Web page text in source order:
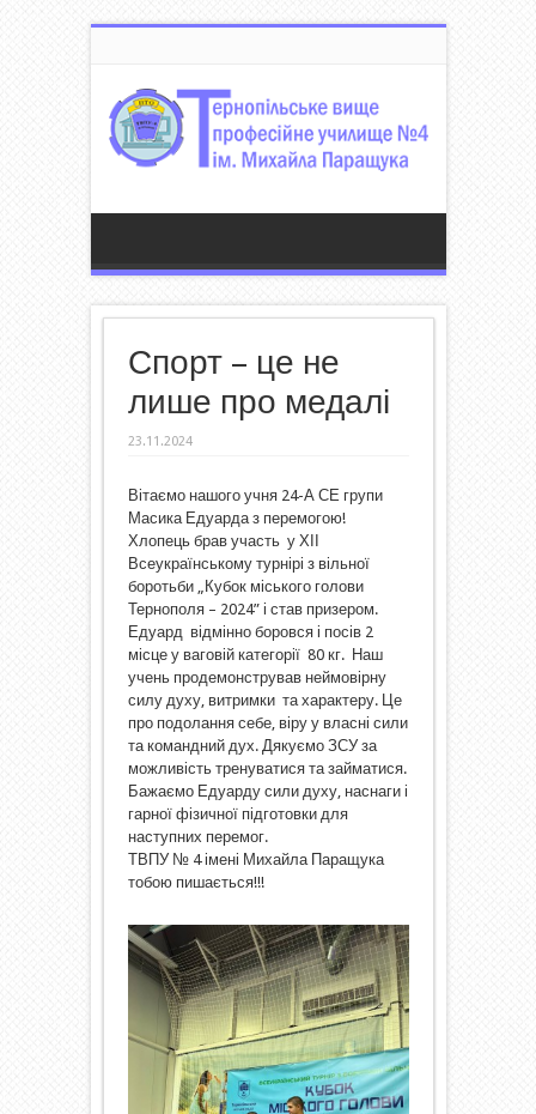
Спорт – це не
лише про медалі
23.11.2024
Вітаємо нашого учня 24-А СЕ групи
Масика Едуарда з перемогою!
Хлопець брав участь у ХІІ
Всеукраїнському турнірі з вільної
боротьби „Кубок міського голови
Тернополя – 2024” і став призером.
Едуард відмінно боровся і посів 2
місце у ваговій категорії 80 кг. Наш
учень продемонстрував неймовірну
силу духу, витримки та характеру. Це
про подолання себе, віру у власні сили
та командний дух. Дякуємо ЗСУ за
можливість тренуватися та займатися.
Бажаємо Едуарду сили духу, наснаги і
гарної фізичної підготовки для
наступних перемог.
ТВПУ № 4 імені Михайла Паращука
тобою пишається!!!